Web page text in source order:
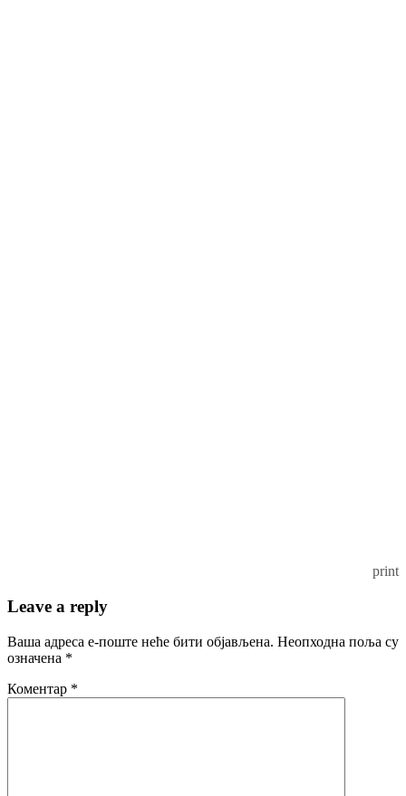
print
Leave a reply
Ваша адреса е-поште неће бити објављена. Неопходна поља су
означена *
Коментар *